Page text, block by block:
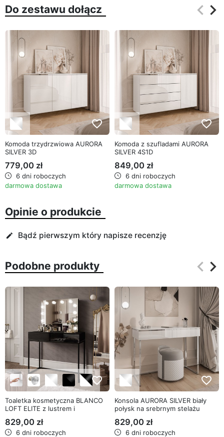
Do zestawu dołącz keyboard_arrow_left
keyboard_arrow_right
favorite_border
Komoda trzydrzwiowa AURORA
SILVER 3D
779,00 zł
6 dni roboczych
darmowa dostawa
favorite_border
Komoda z szufladami AURORA
SILVER 4S1D
849,00 zł
6 dni roboczych
darmowa dostawa
Opinie o produkcie
edit Bądź pierwszym który napisze recenzję
Podobne produkty keyboard_arrow_left
keyboard_arrow_right
favorite_border
Toaletka kosmetyczna BLANCO
LOFT ELITE z lustrem i
829,00 zł
6 dni roboczych
favorite_border
Konsola AURORA SILVER biały
połysk na srebrnym stelażu
829,00 zł
6 dni roboczych